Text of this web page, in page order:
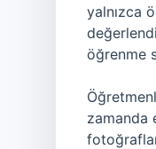
yalnızca
öğrenme
zamanda